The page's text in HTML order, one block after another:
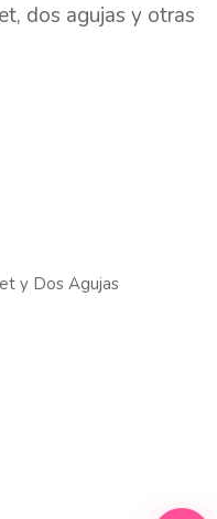
dos agujas y otras
y Dos Agujas